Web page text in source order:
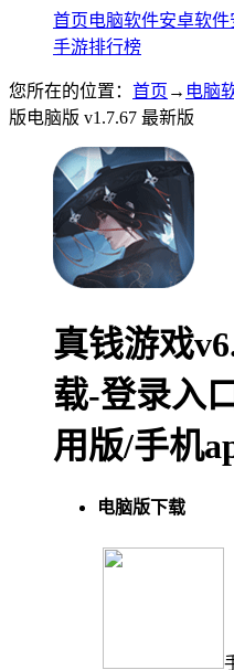
首页电脑软件安卓软件
手游排行榜
您所在的位置： 首页 → 电脑
版电脑版 v1.7.67 最新版
真钱游戏
载-登录入
用版/手机
电脑版下载